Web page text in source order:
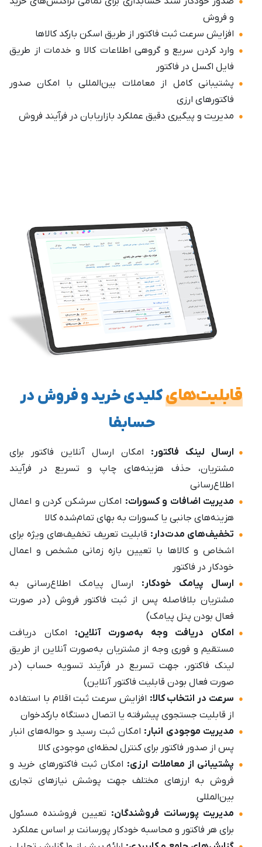
و فروش
افزایش سرعت ثبت فاکتور از طریق اسکن بارکد کالاها
وارد کردن سریع و گروهی اطلاعات کالا و خدمات از طریق
فایل اکسل در فاکتور
پشتیبانی کامل از معاملات بین‌المللی با امکان صدور
فاکتورهای ارزی
مدیریت و پیگیری دقیق عملکرد بازاریابان در فرآیند فروش
قابلیت‌هایکلیدی خرید و فروش در
حسابفا
ارسال لینک فاکتور: امکان ارسال آنلاین فاکتور برای
مشتریان، حذف هزینه‌های چاپ و تسریع در فرآیند
اطلاع‌رسانی
مدیریت اضافات و کسورات: امکان سرشکن کردن و اعمال
هزینه‌های جانبی یا کسورات به بهای تمام‌شده کالا
تخفیف‌های مدت‌دار: قابلیت تعریف تخفیف‌های ویژه برای
اشخاص و کالاها با تعیین بازه زمانی مشخص و اعمال
خودکار در فاکتور
ارسال پیامک خودکار: ارسال پیامک اطلاع‌رسانی به
مشتریان بلافاصله پس از ثبت فاکتور فروش (در صورت
فعال بودن پنل پیامک)
امکان دریافت وجه به‌صورت آنلاین: امکان دریافت
مستقیم و فوری وجه از مشتریان به‌صورت آنلاین از طریق
لینک فاکتور، جهت تسریع در فرآیند تسویه حساب (در
صورت فعال بودن قابلیت فاکتور آنلاین)
سرعت در انتخاب کالا: افزایش سرعت ثبت اقلام با استفاده
از قابلیت جستجوی پیشرفته یا اتصال دستگاه بارکدخوان
مدیریت موجودی انبار: امکان ثبت رسید و حواله‌های انبار
پس از صدور فاکتور برای کنترل لحظه‌ای موجودی کالا
پشتیبانی از معاملات ارزی: امکان ثبت فاکتورهای خرید و
فروش به ارزهای مختلف جهت پوشش نیازهای تجاری
بین‌المللی
مدیریت پورسانت فروشندگان: تعیین فروشنده مسئول
برای هر فاکتور و محاسبه خودکار پورسانت بر اساس عملکرد